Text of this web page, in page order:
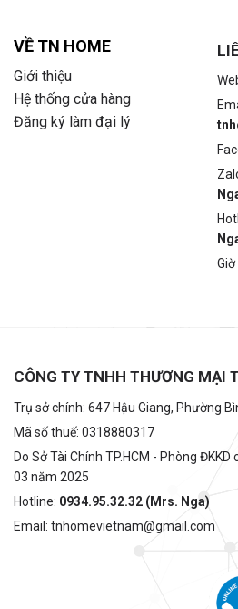
VỀ TN HOME
Giới thiệu
Hệ thống cửa hàng
Đăng ký làm đại lý
CÔNG TY TNHH THƯƠNG MẠI
Trụ sở chính: 647 Hậu Giang, Phường
Mã số thuế: 0318880317
Do Sở Tài Chính TP.HCM - Phòng
03 năm 2025
Hotline: 0934.95.32.32 (Mrs. Nga)
Email: tnhomevietnam@gmail.com